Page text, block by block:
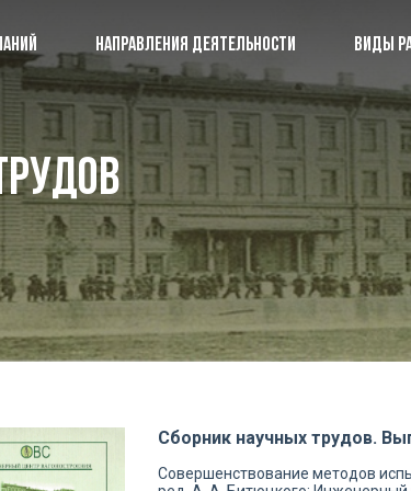
НАПРАВЛЕНИЯ ДЕЯТЕЛЬНОСТИ ВИДЫ
О группе компаний
Направления деятельности
Виды работ
Наши разработки
Аккредитация и лицензии
Сборник научных трудов.
Совершенствование методов